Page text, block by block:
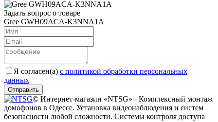
Задать вопрос о товаре
Gree GWH09ACA-K3NNA1A
Я согласен(a) с политикой обработки персональных
данных
Отправить
© Интернет-магазин «NTSG» - Комплексный монтаж
домофонов в Одессе. Установка видеонаблюдения и систем
безопасности любой сложности. Системы контроля доступа